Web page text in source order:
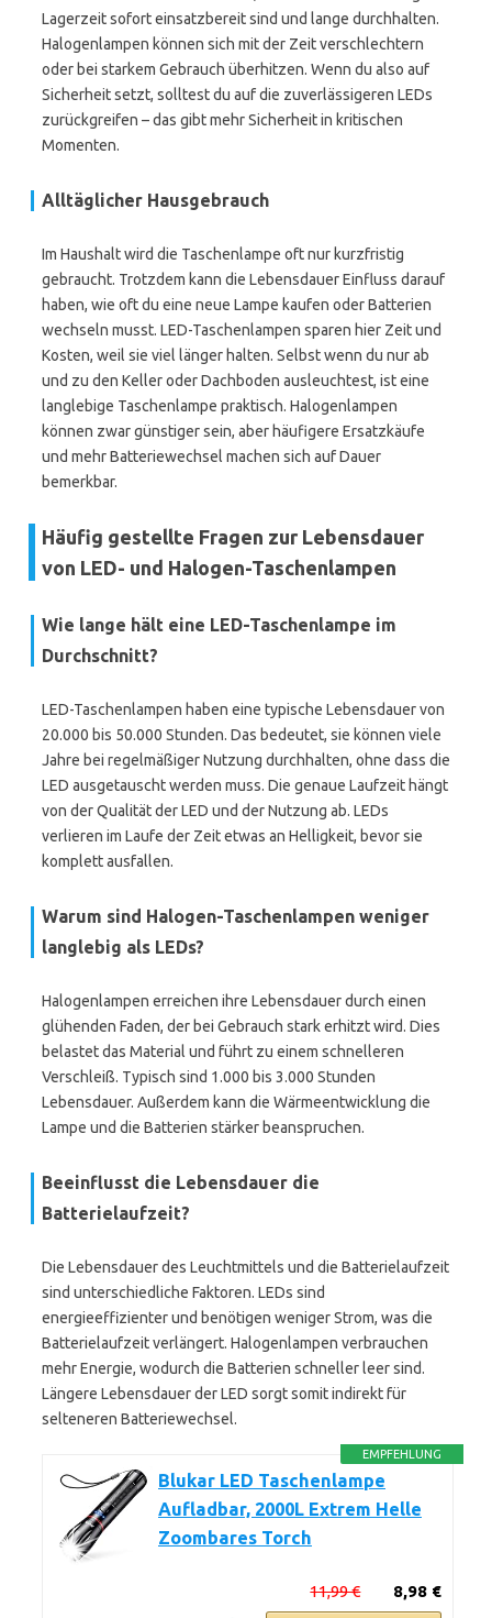
Lagerzeit sofort einsatzbereit sind und lange durchhalten.
Halogenlampen können sich mit der Zeit verschlechtern
oder bei starkem Gebrauch überhitzen. Wenn du also auf
Sicherheit setzt, solltest du auf die zuverlässigeren LEDs
zurückgreifen – das gibt mehr Sicherheit in kritischen
Momenten.
Alltäglicher Hausgebrauch
Im Haushalt wird die Taschenlampe oft nur kurzfristig
gebraucht. Trotzdem kann die Lebensdauer Einfluss darauf
haben, wie oft du eine neue Lampe kaufen oder Batterien
wechseln musst. LED-Taschenlampen sparen hier Zeit und
Kosten, weil sie viel länger halten. Selbst wenn du nur ab
und zu den Keller oder Dachboden ausleuchtest, ist eine
langlebige Taschenlampe praktisch. Halogenlampen
können zwar günstiger sein, aber häufigere Ersatzkäufe
und mehr Batteriewechsel machen sich auf Dauer
bemerkbar.
Häufig gestellte Fragen zur Lebensdauer
von LED- und Halogen-Taschenlampen
Wie lange hält eine LED-Taschenlampe im
Durchschnitt?
LED-Taschenlampen haben eine typische Lebensdauer von
20.000 bis 50.000 Stunden. Das bedeutet, sie können viele
Jahre bei regelmäßiger Nutzung durchhalten, ohne dass die
LED ausgetauscht werden muss. Die genaue Laufzeit hängt
von der Qualität der LED und der Nutzung ab. LEDs
verlieren im Laufe der Zeit etwas an Helligkeit, bevor sie
komplett ausfallen.
Warum sind Halogen-Taschenlampen weniger
langlebig als LEDs?
Halogenlampen erreichen ihre Lebensdauer durch einen
glühenden Faden, der bei Gebrauch stark erhitzt wird. Dies
belastet das Material und führt zu einem schnelleren
Verschleiß. Typisch sind 1.000 bis 3.000 Stunden
Lebensdauer. Außerdem kann die Wärmeentwicklung die
Lampe und die Batterien stärker beanspruchen.
Beeinflusst die Lebensdauer die
Batterielaufzeit?
Die Lebensdauer des Leuchtmittels und die Batterielaufzeit
sind unterschiedliche Faktoren. LEDs sind
energieeffizienter und benötigen weniger Strom, was die
Batterielaufzeit verlängert. Halogenlampen verbrauchen
mehr Energie, wodurch die Batterien schneller leer sind.
Längere Lebensdauer der LED sorgt somit indirekt für
selteneren Batteriewechsel.
EMPFEHLUNG
Blukar LED Taschenlampe
Aufladbar, 2000L Extrem Helle
Zoombares Torch
8,98 €
11,99 €